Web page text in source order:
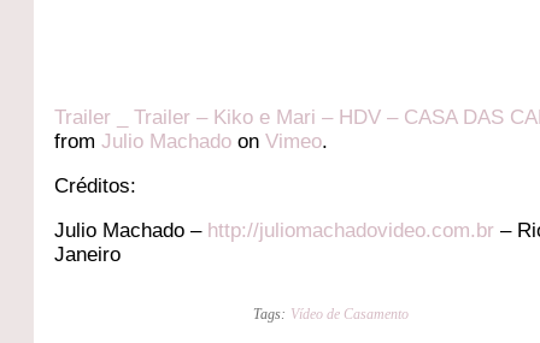
Trailer _ Trailer – Kiko e Mari – HDV – CASA DAS
fromJulio Machado onVimeo.
Créditos:
Julio Machado – http://juliomachadovideo.com.br –
Janeiro
Tags: Vídeo de Casamento